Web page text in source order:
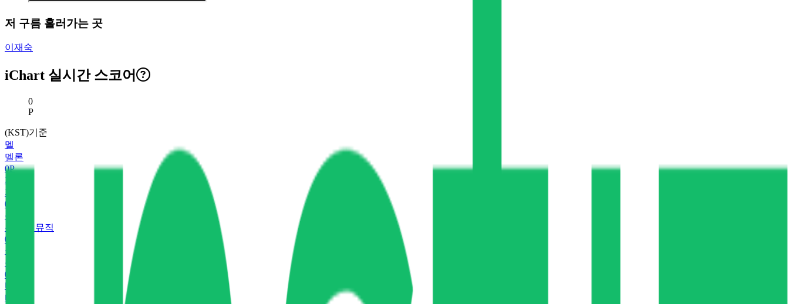
저 구름 흘러가는 곳
이재숙
iChart 실시간 스코어
현재 스코어
0
P
(KST)기준
멜
멜론
0P
지
지니
0
유
유튜브 뮤직
0
플
플로
0
바
바이브